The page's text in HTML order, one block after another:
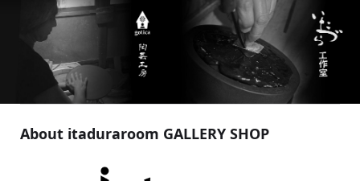
About itaduraroom GALLERY SHOP